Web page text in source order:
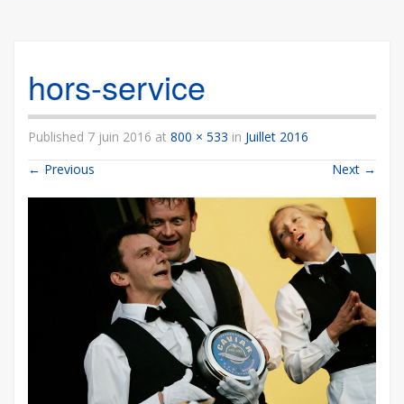
hors-service
Published 7 juin 2016 at 800 × 533 in Juillet 2016
← Previous Next →